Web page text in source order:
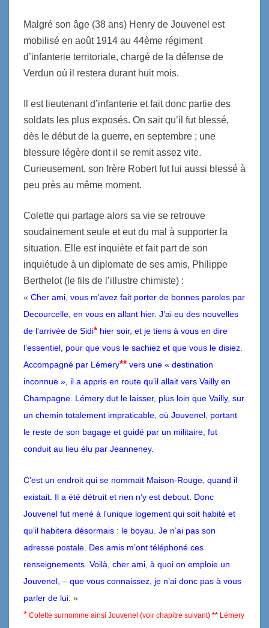
Malgré son âge (38 ans) Henry de Jouvenel est
mobilisé en août 1914 au 44ème régiment
d’infanterie territoriale, chargé de la défense de
Verdun où il restera durant huit mois.
Il est lieutenant d’infanterie et fait donc partie des
soldats les plus exposés. On sait qu’il fut blessé,
dès le début de la guerre, en septembre ; une
blessure légère dont il se remit assez vite.
Curieusement, son frère Robert fut lui aussi blessé à
peu près au même moment.
Colette qui partage alors sa vie se retrouve
soudainement seule et eut du mal à supporter la
situation. Elle est inquiète et fait part de son
inquiétude à un diplomate de ses amis, Philippe
Berthelot (le fils de l’illustre chimiste) :
« Cher ami, vous m’avez fait porter de bonnes paroles par
Decourcelle, en vous en allant hier. J’ai eu des nouvelles
de l’arrivée de Sidi* hier soir, et je tiens à vous en dire
l’essentiel, pour que vous le sachiez et que vous le disiez.
Accompagné par Lémery** vers une « destination
inconnue », il a appris en route qu’il allait vers Vailly en
Champagne. Lémery dut le laisser, plus loin que Vailly, sur
un chemin totalement impraticable, où Jouvenel, portant
le reste de son bagage et guidé par un militaire, fut
conduit au lieu élu par Jeanneney.
C’est un endroit qui se nommait Maison-Rouge, quand il
existait. Il a été détruit et rien n’y est debout. Donc
Jouvenel fut mené à l’unique logement qui soit habité et
qu’il habitera désormais : le boyau. Je n’ai pas son
adresse postale. Des amis m’ont téléphoné ces
renseignements. Voilà, cher ami, à quoi on emploie un
Jouvenel, – que vous connaissez, je n’ai donc pas à vous
parler de lui »
* Colette surnomme ainsi Jouvenel (voir chapitre suivant) ** Lémery